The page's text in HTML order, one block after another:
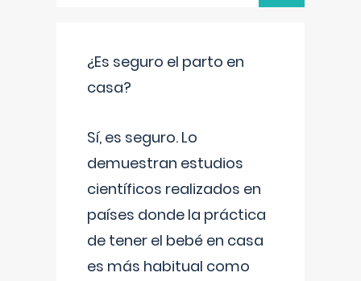
¿Es seguro el parto en
casa?
Sí, es seguro. Lo
demuestran estudios
científicos realizados en
países donde la práctica
de tener el bebé en casa
es más habitual como